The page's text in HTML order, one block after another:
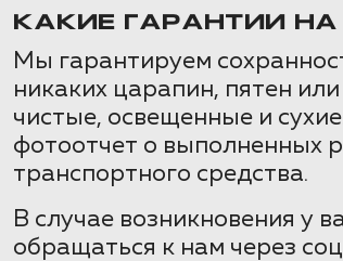
КАКИЕ ГАРАНТИИ
Мы гарантируем
никаких царапин, пятен
чистые, освещенные и
фотоотчет о выполненных
транспортного средства.
В случае возникновения у
обращаться к нам через